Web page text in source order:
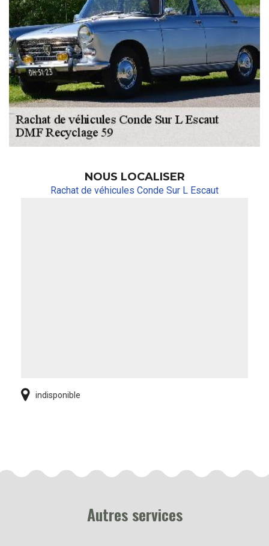
NOUS LOCALISER
Rachat de véhicules Conde Sur L Escaut
indisponible
Autres services